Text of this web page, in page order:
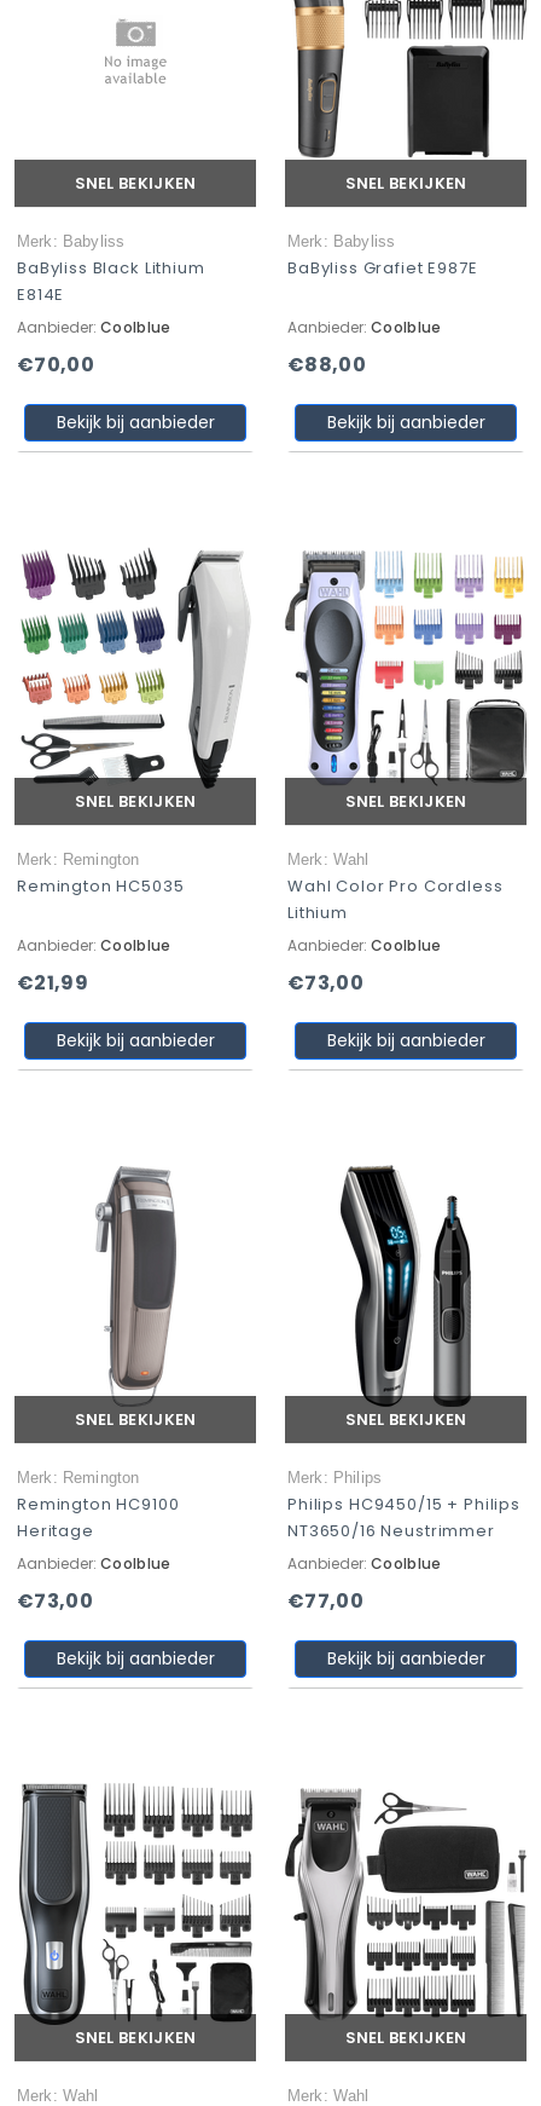
SNEL BEKIJKEN
Merk: Babyliss
BaByliss Black Lithium
E814E
Aanbieder: Coolblue
€70,00
Bekijk bij aanbieder
SNEL BEKIJKEN
Merk: Babyliss
BaByliss Grafiet E987E
Aanbieder: Coolblue
€88,00
Bekijk bij aanbieder
SNEL BEKIJKEN
Merk: Remington
Remington HC5035
Aanbieder: Coolblue
€21,99
Bekijk bij aanbieder
SNEL BEKIJKEN
Merk: Wahl
Wahl Color Pro Cordless
Lithium
Aanbieder: Coolblue
€73,00
Bekijk bij aanbieder
SNEL BEKIJKEN
Merk: Remington
Remington HC9100
Heritage
Aanbieder: Coolblue
€73,00
Bekijk bij aanbieder
SNEL BEKIJKEN
Merk: Philips
Philips HC9450/15 + Philips
NT3650/16 Neustrimmer
Aanbieder: Coolblue
€77,00
Bekijk bij aanbieder
SNEL BEKIJKEN
Merk: Wahl
SNEL BEKIJKEN
Merk: Wahl